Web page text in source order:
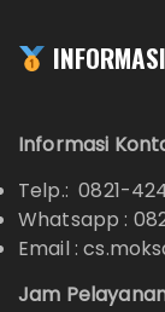
INFORMASI
Informasi
Telp.: 0821-
Whatsapp :
Email :
Jam